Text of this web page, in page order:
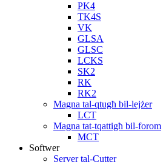
PK4
TK4S
VK
GLSA
GLSC
LCKS
SK2
RK
RK2
Magna tal-qtugħ bil-lejżer
LCT
Magna tat-tqattigħ bil-forom
MCT
Softwer
Server tal-Cutter